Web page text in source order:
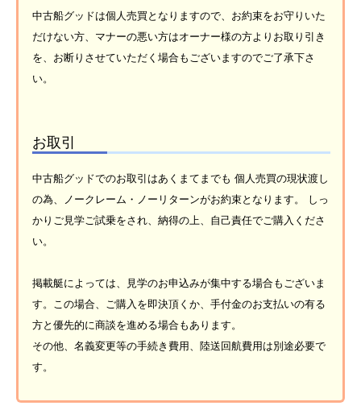
中古船グッドは個人売買となりますので、お約束をお守りいた
だけない方、マナーの悪い方はオーナー様の方よりお取り引き
を、お断りさせていただく場合もございますのでご了承下さ
い。
お取引
中古船グッドでのお取引はあくまてまでも 個人売買の現状渡し
の為、ノークレーム・ノーリターンがお約束となります。 しっ
かりご見学ご試乗をされ、納得の上、自己責任でご購入くださ
い。
掲載艇によっては、見学のお申込みが集中する場合もございま
す。この場合、ご購入を即決頂くか、手付金のお支払いの有る
方と優先的に商談を進める場合もあります。
その他、名義変更等の手続き費用、陸送回航費用は別途必要で
す。